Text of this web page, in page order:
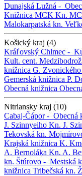
Dunajská Lužná -
Knižnica MCK Kn.
Malokarpatská kn.
Košický kraj (4)
Kráľovský Chlmec -
Kult. cent.
knižnica G. Zvonického
Gemerská knižnica P.
Obecná knižnica
Nitriansky kraj (10)
Cabaj-Čápor - Obecná
J. Szinnyeiho Kn. J.
Tekovská kn.
Krajská knižnica K.
A. Bernoláka Kn. A.
kn. Štúrovo - Mestská
knižnica Tribečská kn.